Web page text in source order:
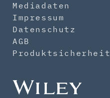
Mediadaten
Impressum
Datenschutz
AGB
Produktsicherheit